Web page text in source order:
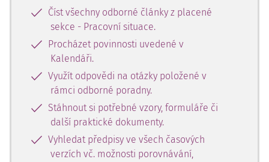
Číst všechny odborné články z placené
sekce - Pracovní situace.
Procházet povinnosti uvedené v
Kalendáři.
Využít odpovědi na otázky položené v
rámci odborné poradny.
Stáhnout si potřebné vzory, formuláře či
další praktické dokumenty.
Vyhledat předpisy ve všech časových
verzích vč. možnosti porovnávání,